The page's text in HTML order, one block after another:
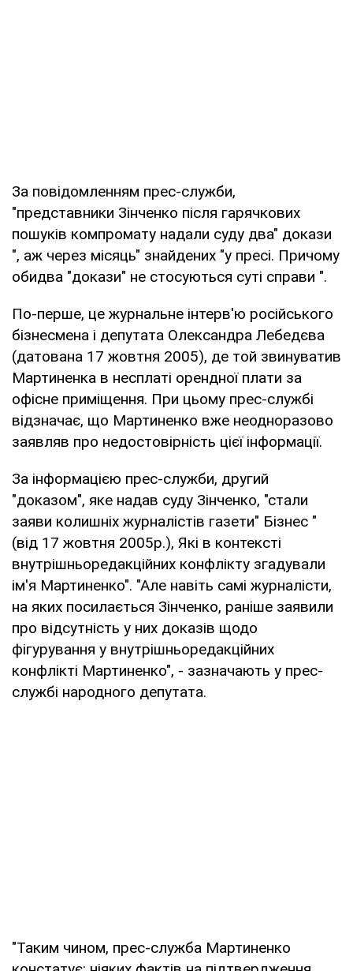
За повідомленням прес-служби,
"представники Зінченко після гарячкових
пошуків компромату надали суду два" докази
", аж через місяць" знайдених "у пресі. Причому
обидва "докази" не стосуються суті справи ".
По-перше, це журнальне інтерв'ю російського
бізнесмена і депутата Олександра Лебедєва
(датована 17 жовтня 2005), де той звинуватив
Мартиненка в несплаті орендної плати за
офісне приміщення. При цьому прес-службі
відзначає, що Мартиненко вже неодноразово
заявляв про недостовірність цієї інформації.
За інформацією прес-служби, другий
"доказом", яке надав суду Зінченко, "стали
заяви колишніх журналістів газети" Бізнес "
(від 17 жовтня 2005р.), Які в контексті
внутрішньоредакційних конфлікту згадували
ім'я Мартиненко". "Але навіть самі журналісти,
на яких посилається Зінченко, раніше заявили
про відсутність у них доказів щодо
фігурування у внутрішньоредакційних
конфлікті Мартиненко", - зазначають у прес-
службі народного депутата.
"Таким чином, прес-служба Мартиненко